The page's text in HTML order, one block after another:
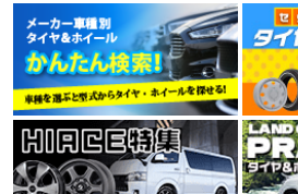
KENDA
ケンダ
KENDA（ケンダ）は、世
ールドブランドタイヤで
レーシングタイヤまで高
価格で提供しています。
を展開し、すべてで
製造設備で技術と生産性
製品を市場に送りだして
総合評価：9件